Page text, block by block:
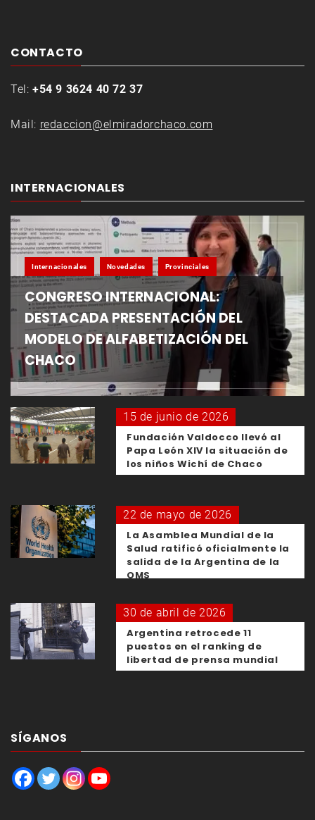
CONTACTO
Tel: +54 9 3624 40 72 37
Mail: redaccion@elmiradorchaco.com
INTERNACIONALES
Internacionales Novedades Provinciales
CONGRESO INTERNACIONAL:
DESTACADA PRESENTACIÓN DEL
MODELO DE ALFABETIZACIÓN DEL
CHACO
15 de junio de 2026
Fundación Valdocco llevó al
Papa León XIV la situación de
los niños Wichí de Chaco
22 de mayo de 2026
La Asamblea Mundial de la
Salud ratificó oficialmente la
salida de la Argentina de la
OMS
30 de abril de 2026
Argentina retrocede 11
puestos en el ranking de
libertad de prensa mundial
SÍGANOS